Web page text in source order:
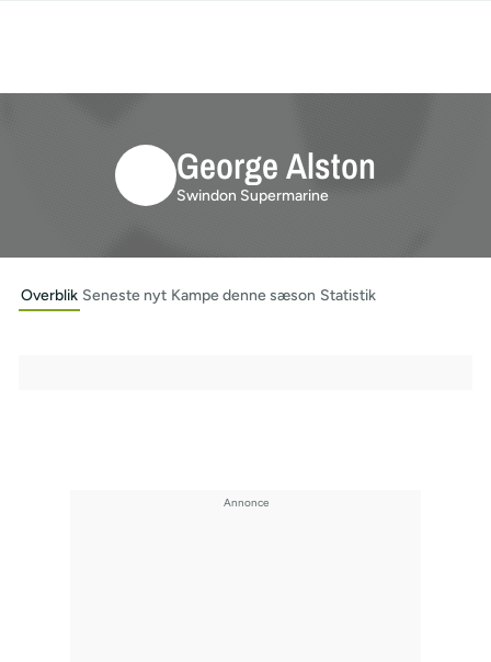
George Alston
Swindon Supermarine
Overblik Seneste nyt Kampe denne sæson Statistik